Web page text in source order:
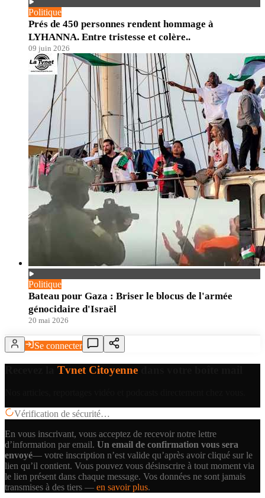
Politique
Prés de 450 personnes rendent hommage à
LYHANNA. Entre tristesse et colère..
09 juin 2026
Politique
Bateau pour Gaza : Briser le blocus de l'armée
génocidaire d'Israël
20 mai 2026
Se connecter
Tvnet Citoyenne
Vérification de sécurité…
En vous inscrivant, vous acceptez de recevoir notre lettre
d’information par email. Un email de confirmation vous sera
envoyé— votre inscription n’est valide qu’après avoir cliqué sur le
lien qu’il contient. Vous pouvez vous désinscrire à tout moment via
le lien présent dans chaque message. Vos données ne sont jamais
transmises à des tiers — en savoir plus.